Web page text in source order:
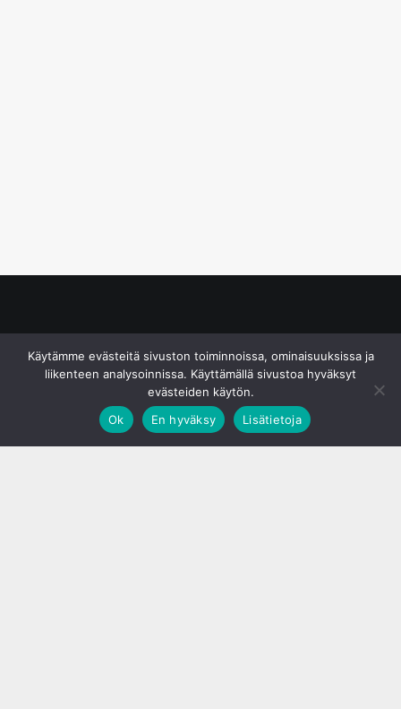
Käytämme evästeitä sivuston toiminnoissa, ominaisuuksissa ja
liikenteen analysoinnissa. Käyttämällä sivustoa hyväksyt
evästeiden käytön.
Ok
En hyväksy Lisätietoja